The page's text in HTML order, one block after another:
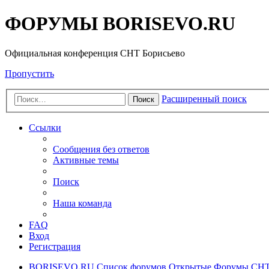
ФОРУМЫ BORISEVO.RU
Официальная конференция СНТ Борисьево
Пропустить
Поиск Расширенный поиск
Ссылки
Сообщения без ответов
Активные темы
Поиск
Наша команда
FAQ
Вход
Регистрация